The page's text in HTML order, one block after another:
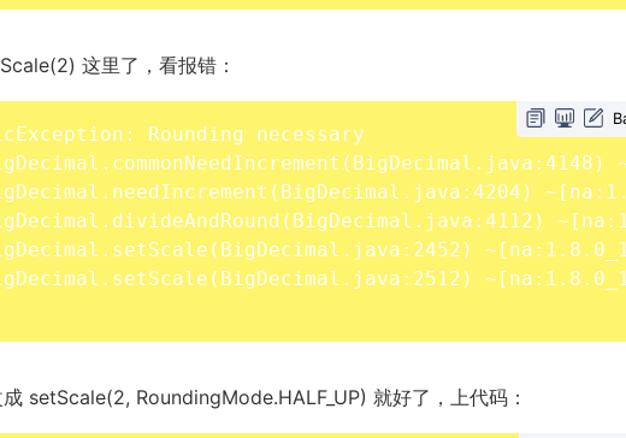
这里了，看报错：
Rounding necessary
( BigDecimal.java:4148 )
( BigDecimal.java:4204 ) ~ [
( BigDecimal.java:4112 ) ~ [
( BigDecimal.java:2452 ) ~ [
( BigDecimal.java:2512 ) ~ [
setScale(2, RoundingMode.HALF_UP) 就好了，上代码：